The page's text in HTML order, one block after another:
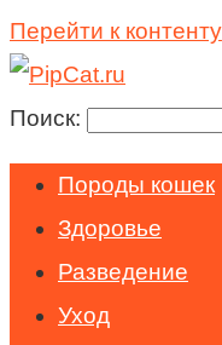
Перейти к контенту
Поиск:
Породы кошек
Здоровье
Разведение
Уход